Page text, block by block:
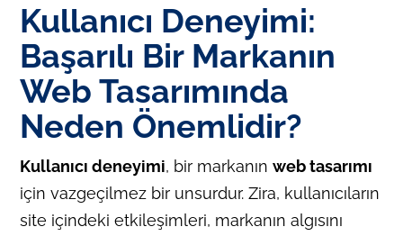
Kullanıcı Deneyimi:
Başarılı Bir Markanın
Web Tasarımında
Neden Önemlidir?
Kullanıcı deneyimi, bir markanınweb tasarımı
için vazgeçilmez bir unsurdur. Zira, kullanıcıların
site içindeki etkileşimleri, markanın algısını